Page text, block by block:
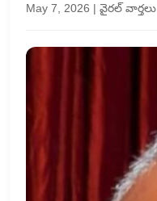
May 7, 2026 | వైరల్ వార్తలు